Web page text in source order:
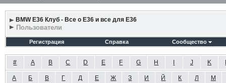
BMW E36 Клуб - Все о Е36 и все для Е36
Пользователи
Регистрация Справка Сообщество
# A B C D E F G H J K
А Б В Г Д Е Ж З И Й К Л М